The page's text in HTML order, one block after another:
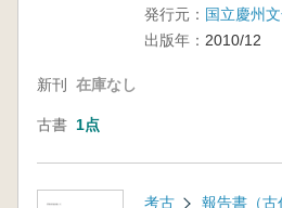
発行元： 国立慶州
出版年： 2010/12
新刊 在庫なし
古書 1点
考古 報告書（古